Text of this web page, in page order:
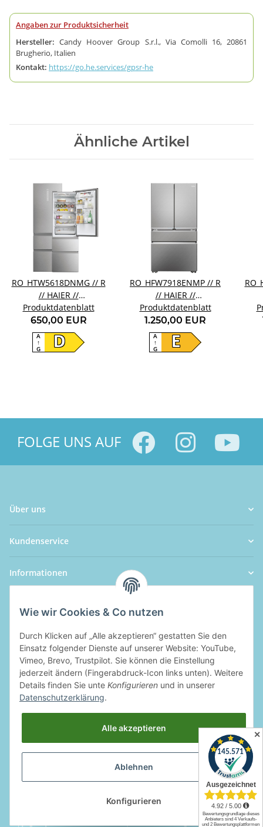
Angaben zur Produktsicherheit
Hersteller: Candy Hoover Group S.r.l., Via Comolli 16, 20861
Brugherio, Italien
Kontakt: https://go.he.services/gpsr-he
Ähnliche Artikel
RO_HTW5618DNMG // R
// HAIER //
HTW5618DNMG
Produktdatenblatt
650,00 EUR
D
A
↑
G
RO_HFW7918ENMP // R
// HAIER //
HFW7918ENMP
Produktdatenblatt
1.250,00 EUR
E
A
↑
G
FOLGE UNS AUF
Über uns
Kundenservice
Informationen
Copyright by Rotcom GmbH & Co. KG | * Alle Preise inkl. gesetzlicher MwSt.,
Wie wir Cookies & Co nutzen
Durch Klicken auf „Alle akzeptieren“ gestatten Sie den
Einsatz folgender Dienste auf unserer Website: YouTube,
Vimeo, Brevo, Trustpilot. Sie können die Einstellung
jederzeit ändern (Fingerabdruck-Icon links unten). Weitere
Details finden Sie unte Konfigurieren und in unserer
Datenschutzerklärung.
Alle akzeptieren
Ablehnen
Konfigurieren
✕